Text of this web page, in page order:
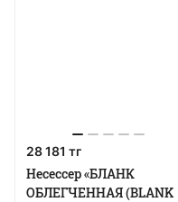
28 181 тг
Несессер «БЛАНК
ОБЛЕГЧЕННАЯ (BLANK